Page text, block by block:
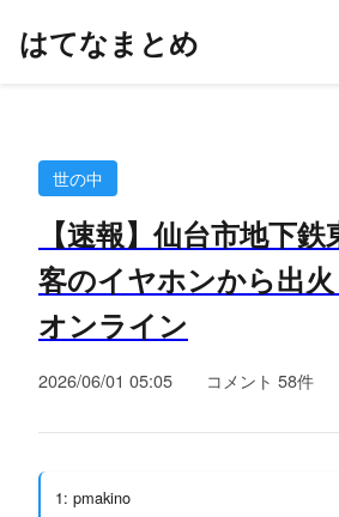
はてなまとめ
世の中
【速報】仙台市地下
客のイヤホンから出
オンライン
2026/06/01 05:05 コメント 58件
1: pmakino